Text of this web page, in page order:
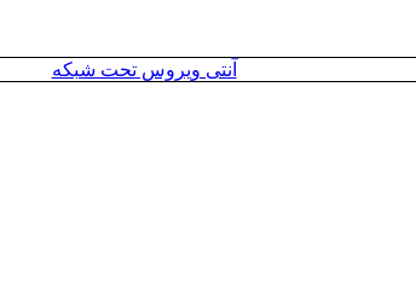
آنتی ویروس تحت شبکه